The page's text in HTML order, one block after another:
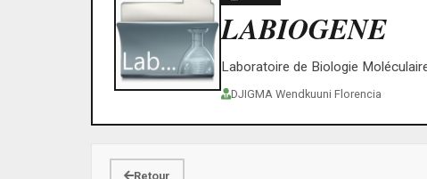
LABIOGENE
Laboratoire de Biologie
DJIGMA Wendkuuni Florencia
Retour